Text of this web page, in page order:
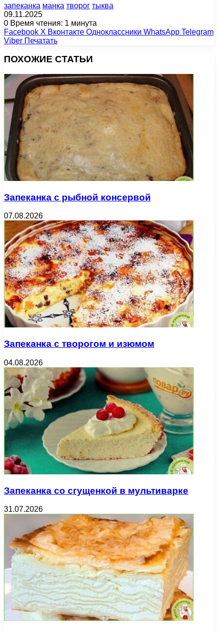
запеканка манка творог тыква
09.11.2025
0 Время чтения: 1 минута
Facebook X Вконтакте Одноклассники WhatsApp Telegram
Viber Печатать
ПОХОЖИЕ СТАТЬИ
Запеканка с рыбной консервой
07.08.2026
Запеканка с творогом и изюмом
04.08.2026
Запеканка со сгущенкой в мультиварке
31.07.2026